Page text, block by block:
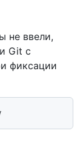
не ввели,
Git с
фиксации